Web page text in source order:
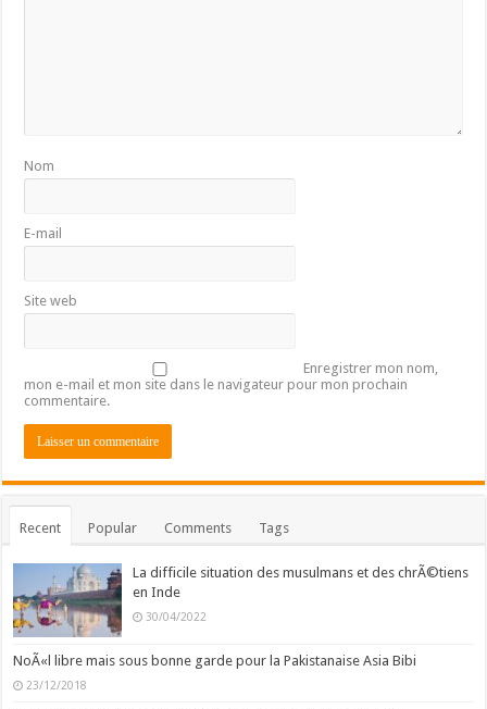
Nom
E-mail
Site web
Enregistrer mon nom,
mon e-mail et mon site dans le navigateur pour mon prochain
commentaire.
Recent Popular Comments Tags
La difficile situation des musulmans et des chrÃ©tiens
en Inde
30/04/2022
NoÃ«l libre mais sous bonne garde pour la Pakistanaise Asia Bibi
23/12/2018